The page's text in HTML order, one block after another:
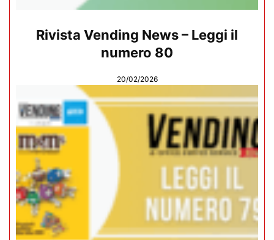
Rivista Vending News – Leggi il
numero 80
20/02/2026